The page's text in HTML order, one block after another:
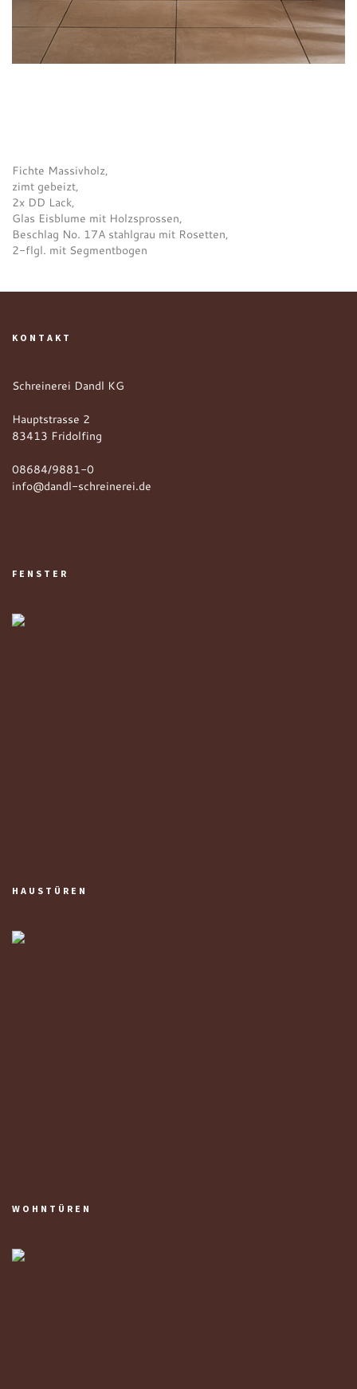
Fichte Massivholz,
zimt gebeizt,
2x DD Lack,
Glas Eisblume mit Holzsprossen,
Beschlag No. 17A stahlgrau mit Rosetten,
2-flgl. mit Segmentbogen
KONTAKT
Schreinerei Dandl KG
Hauptstrasse 2
83413 Fridolfing
08684/9881-0
info@dandl-schreinerei.de
FENSTER
HAUSTÜREN
WOHNTÜREN